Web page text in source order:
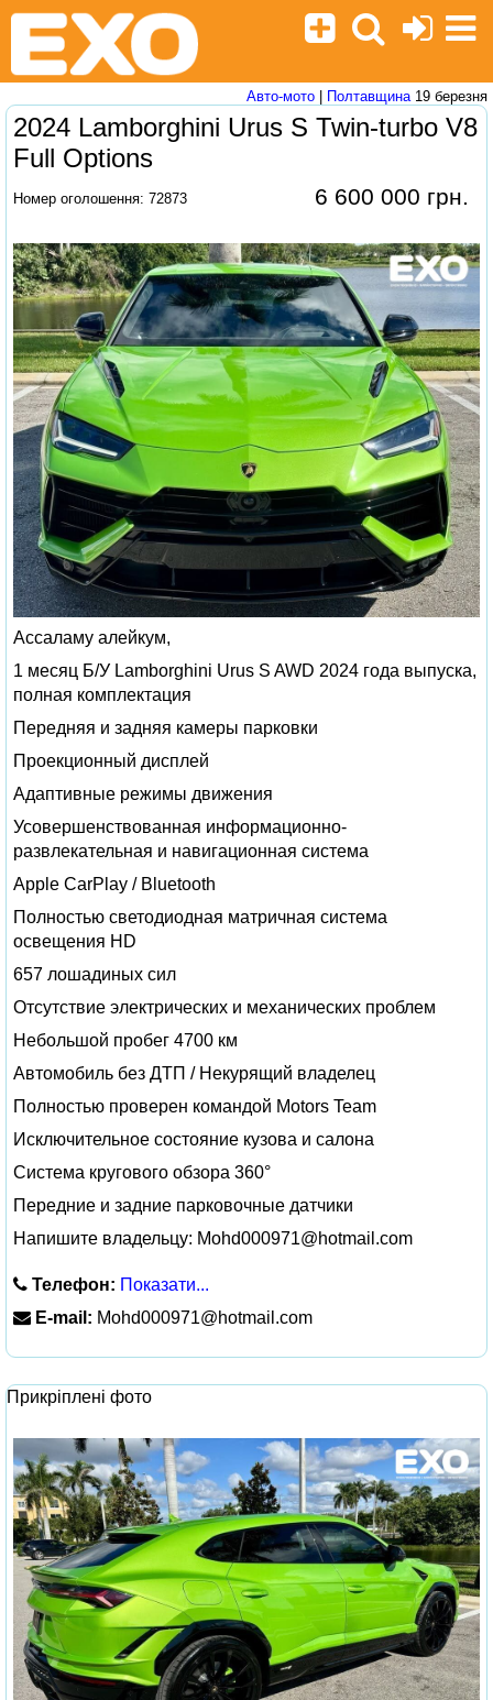
Авто-мото Полтавщина19 березня
2024 Lamborghini Urus S Twin-turbo V8
Full Options
Номер оголошення: 72873 6 600 000 грн.
Ассаламу алейкум,
1 месяц Б/У Lamborghini Urus S AWD 2024 года выпуска,
полная комплектация
Передняя и задняя камеры парковки
Проекционный дисплей
Адаптивные режимы движения
Усовершенствованная информационно-
развлекательная и навигационная система
Apple CarPlay / Bluetooth
Полностью светодиодная матричная система
освещения HD
657 лошадиных сил
Отсутствие электрических и механических проблем
Небольшой пробег 4700 км
Автомобиль без ДТП / Некурящий владелец
Полностью проверен командой Motors Team
Исключительное состояние кузова и салона
Система кругового обзора 360°
Передние и задние парковочные датчики
Напишите владельцу: Mohd000971@hotmail.com
Телефон: Показати...
E-mail: Mohd000971@hotmail.com
Прикріплені фото